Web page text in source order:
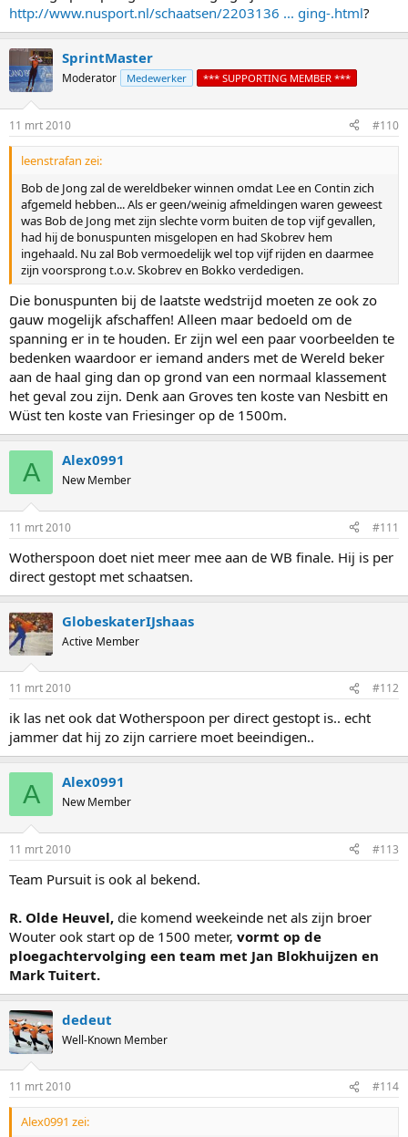
http://www.nusport.nl/schaatsen/2203136 ... ging-.html?
SprintMaster
Moderator Medewerker *** SUPPORTING MEMBER ***
11 mrt 2010 #110
leenstrafan zei:
Bob de Jong zal de wereldbeker winnen omdat Lee en Contin zich
afgemeld hebben... Als er geen/weinig afmeldingen waren geweest
was Bob de Jong met zijn slechte vorm buiten de top vijf gevallen,
had hij de bonuspunten misgelopen en had Skobrev hem
ingehaald. Nu zal Bob vermoedelijk wel top vijf rijden en daarmee
zijn voorsprong t.o.v. Skobrev en Bokko verdedigen.
Die bonuspunten bij de laatste wedstrijd moeten ze ook zo
gauw mogelijk afschaffen! Alleen maar bedoeld om de
spanning er in te houden. Er zijn wel een paar voorbeelden te
bedenken waardoor er iemand anders met de Wereld beker
aan de haal ging dan op grond van een normaal klassement
het geval zou zijn. Denk aan Groves ten koste van Nesbitt en
Wüst ten koste van Friesinger op de 1500m.
A Alex0991
New Member
11 mrt 2010 #111
Wotherspoon doet niet meer mee aan de WB finale. Hij is per
direct gestopt met schaatsen.
GlobeskaterIJshaas
Active Member
11 mrt 2010 #112
ik las net ook dat Wotherspoon per direct gestopt is.. echt
jammer dat hij zo zijn carriere moet beeindigen..
A Alex0991
New Member
11 mrt 2010 #113
Team Pursuit is ook al bekend.
R. Olde Heuvel, die komend weekeinde net als zijn broer
Wouter ook start op de 1500 meter, vormt op de
ploegachtervolging een team met Jan Blokhuijzen en
Mark Tuitert.
dedeut
Well-Known Member
11 mrt 2010 #114
Alex0991 zei: